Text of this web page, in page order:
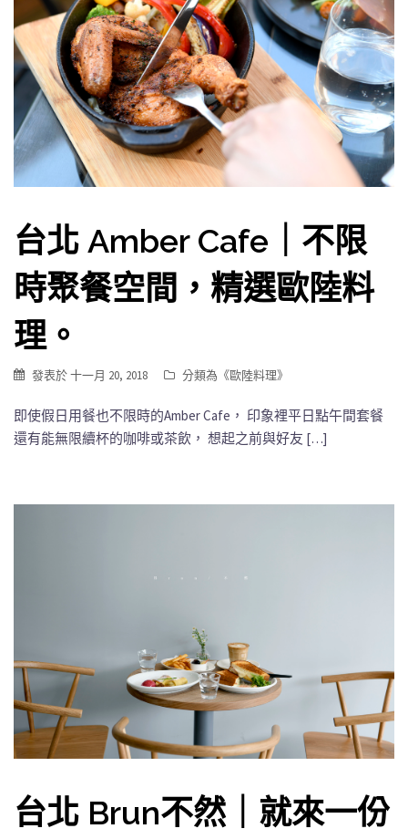
台北 Amber Cafe｜不限
時聚餐空間，精選歐陸料
理。
發表於十一月 20, 2018 分類為《歐陸料理》
即使假日用餐也不限時的Amber Cafe， 印象裡平日點午間套餐
還有能無限續杯的咖啡或茶飲， 想起之前與好友 […]
台北 Brun不然｜就來一份